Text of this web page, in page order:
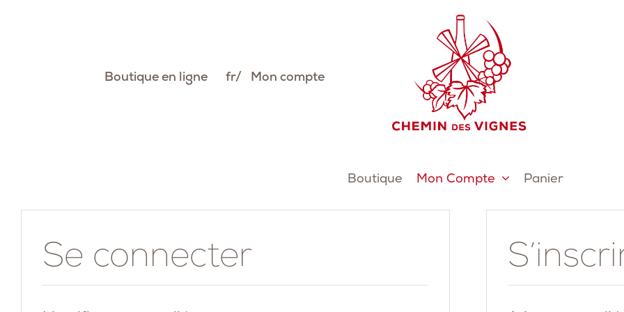
Boutique en ligne fr Mon compte
Boutique Mon Compte Panier
Se connecter